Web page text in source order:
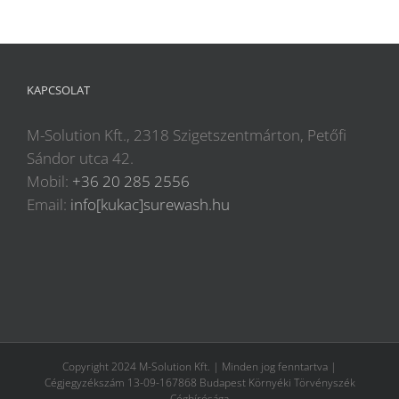
KAPCSOLAT
M-Solution Kft., 2318 Szigetszentmárton, Petőfi
Sándor utca 42.
Mobil: +36 20 285 2556
Email: info[kukac]surewash.hu
Copyright 2024 M-Solution Kft. | Minden jog fenntartva |
Cégjegyzékszám 13-09-167868 Budapest Környéki Törvényszék